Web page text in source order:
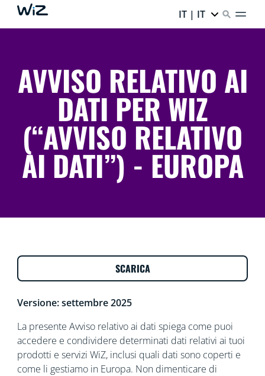
IT | IT
AVVISO RELATIVO AI
DATI PER WIZ
(“AVVISO RELATIVO
AI DATI”) - EUROPA
SCARICA
Versione: settembre 2025
La presente Avviso relativo ai dati spiega come puoi
accedere e condividere determinati dati relativi ai tuoi
prodotti e servizi WiZ, inclusi quali dati sono coperti e
come li gestiamo in Europa. Non dimenticare di